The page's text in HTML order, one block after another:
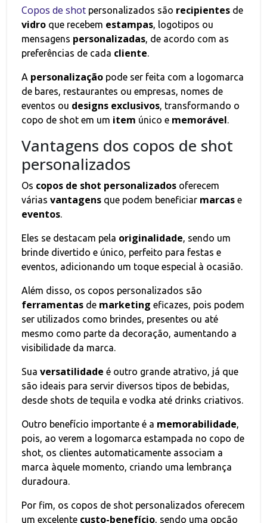
Copos de shot personalizados são recipientes de
vidro que recebem estampas, logotipos ou
mensagens personalizadas, de acordo com as
preferências de cada cliente.
A personalização pode ser feita com a logomarca
de bares, restaurantes ou empresas, nomes de
eventos ou designs exclusivos, transformando o
copo de shot em um item único e memorável.
Vantagens dos copos de shot
personalizados
Os copos de shot personalizados oferecem
várias vantagens que podem beneficiar marcas e
eventos.
Eles se destacam pela originalidade, sendo um
brinde divertido e único, perfeito para festas e
eventos, adicionando um toque especial à ocasião.
Além disso, os copos personalizados são
ferramentas de marketing eficazes, pois podem
ser utilizados como brindes, presentes ou até
mesmo como parte da decoração, aumentando a
visibilidade da marca.
Sua versatilidade é outro grande atrativo, já que
são ideais para servir diversos tipos de bebidas,
desde shots de tequila e vodka até drinks criativos.
Outro benefício importante é a memorabilidade,
pois, ao verem a logomarca estampada no copo de
shot, os clientes automaticamente associam a
marca àquele momento, criando uma lembrança
duradoura.
Por fim, os copos de shot personalizados oferecem
um excelente custo-benefício, sendo uma opção